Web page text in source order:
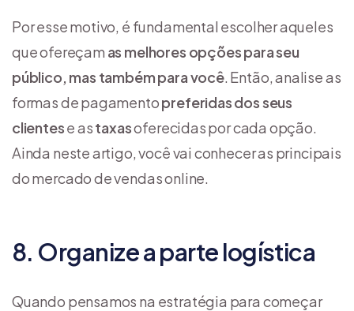
Por esse motivo, é fundamental escolher aqueles
que ofereçam as melhores opções para seu
público, mas também para você. Então, analise as
formas de pagamentopreferidas dos seus
clientese astaxasoferecidas por cada opção.
Ainda neste artigo, você vai conhecer as principais
do mercado de vendas online.
8. Organize a parte logística
Quando pensamos na estratégia para começar